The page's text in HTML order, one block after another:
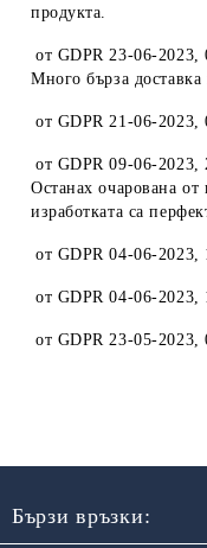
продукта.
от GDPR 23-06-2023,
Много бърза
от GDPR 21-06-2023,
от GDPR 09-06-2023,
Останах очарована от
изработката са
от GDPR 04-06-2023,
от GDPR 04-06-2023,
от GDPR 23-05-2023,
Бързи връзки: